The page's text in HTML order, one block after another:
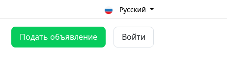
Русский
Подать объявление Войти